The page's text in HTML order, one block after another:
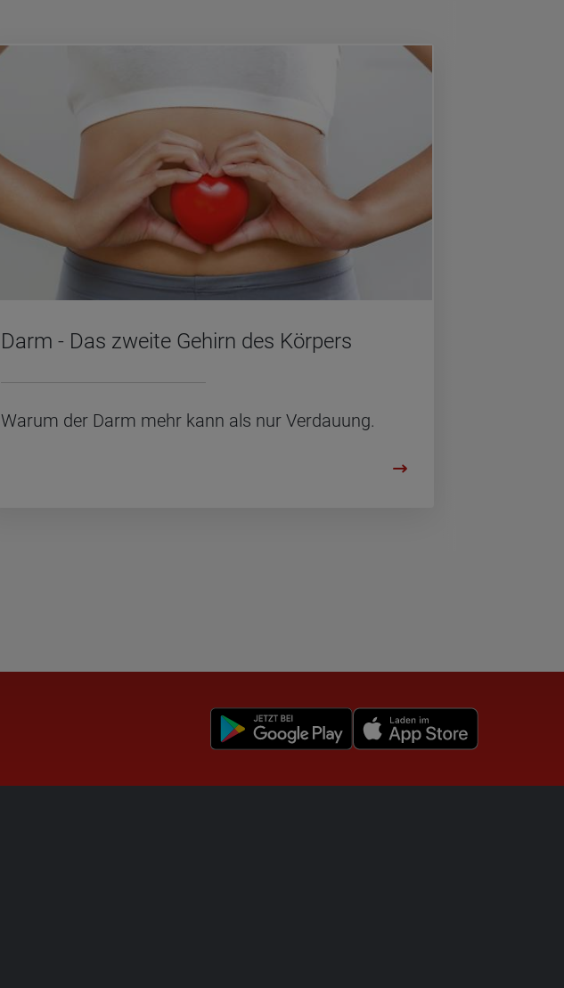
Darm - Das zwei­te Ge­hirn des Kör­pers
Warum der Darm mehr kann als nur Ver­dau­ung.